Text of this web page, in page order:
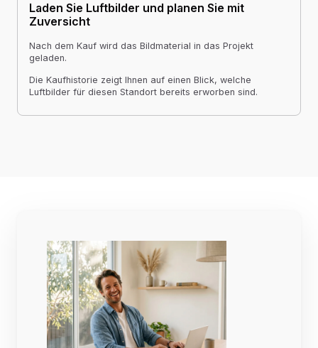
Laden Sie Luftbilder und planen Sie mit
Zuversicht
Nach dem Kauf wird das Bildmaterial in das Projekt
geladen.
Die Kaufhistorie zeigt Ihnen auf einen Blick, welche
Luftbilder für diesen Standort bereits erworben sind.